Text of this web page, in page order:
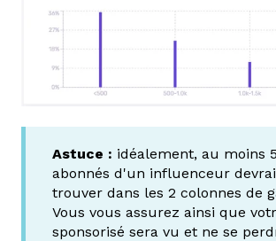
Astuce : idéalement, au moins
abonnés d'un influenceur
trouver dans les 2 colonnes de
Vous vous assurez ainsi que
sponsorisé sera vu et ne se